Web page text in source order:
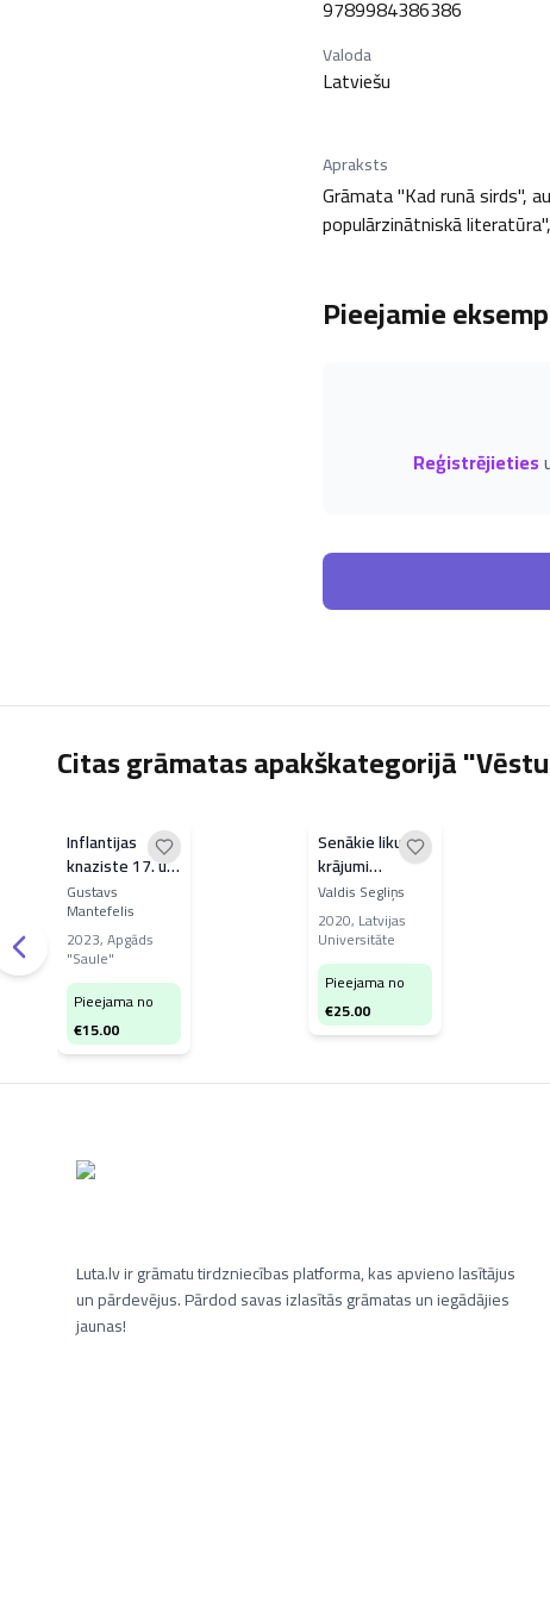
9789984386386
Valoda
Latviešu
Apraksts
Grāmata "Kad runā sirds",
populārzinātniskā
Pieejamie
Reģistrējieties
Citas grāmatas apakškategorijā
Inflantijas
knaziste 17. un
18.gadsimtā.
Tā
ievērojamāko
personu
saraksts
Gustavs
Mantefelis
2023,Apgāds
"Saule"
Pieejama no
€15.00
Senākie likumu
krājumi
ķilrakstos no
Urukagina līdz
Hammurapi
Valdis Segliņs
2020, Latvijas
Universitāte
Pieejama no
€25.00
Luta.lv ir grāmatu tirdzniecības platforma, kas apvieno lasītājus
un pārdevējus. Pārdod savas izlasītās grāmatas un iegādājies
jaunas!